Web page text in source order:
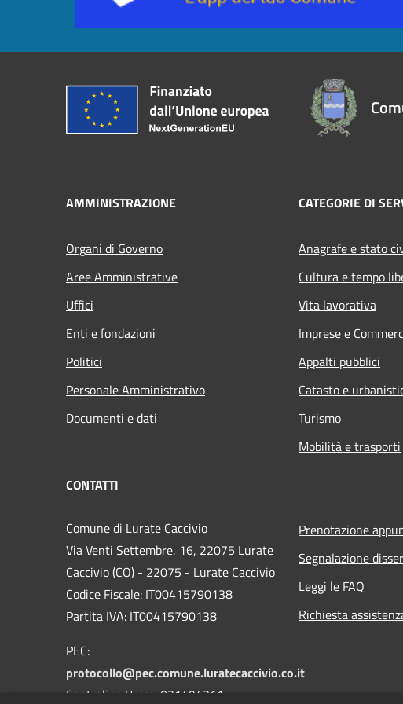
AMMINISTRAZIONE
Organi di Governo
Aree Amministrative
Uffici
Enti e fondazioni
Politici
Personale Amministrativo
Documenti e dati
CATEGORIE DI
Anagrafe e stato
Cultura e tempo
Vita lavorativa
Imprese e
Appalti pubblici
Catasto e
Turismo
Mobilità e trasporti
CONTATTI
Comune di Lurate Caccivio
Via Venti Settembre, 16, 22075 Lurate
Caccivio (CO) - 22075 - Lurate Caccivio
Codice Fiscale: IT00415790138
Partita IVA: IT00415790138
PEC:
protocollo@pec.comune.luratecaccivio.co.it
Centralino Unico: 031494311
Prenotazione
Segnalazione
Leggi le FAQ
Richiesta